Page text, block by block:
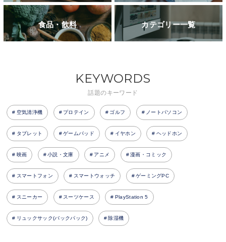
食品・飲料 カテゴリー一覧
KEYWORDS
話題のキーワード
空気清浄機 プロテイン ゴルフ ノートパソコン
タブレット ゲームパッド イヤホン ヘッドホン
映画 小説・文庫 アニメ 漫画・コミック
スマートフォン スマートウォッチ ゲーミングPC
スニーカー スーツケース PlayStation 5
リュックサック(バックパック) 除湿機